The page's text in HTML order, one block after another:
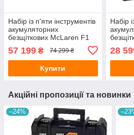
Набір із п'яти інструментів
акумуляторних
безщіткових McLaren F1
TEAM SPECIAL EDITION
DeWALT DCK5222MP3T
57 199 ₴ 74 299 ₴
Купити
Набір
28
Акційні пропозиції та новинки
–24%